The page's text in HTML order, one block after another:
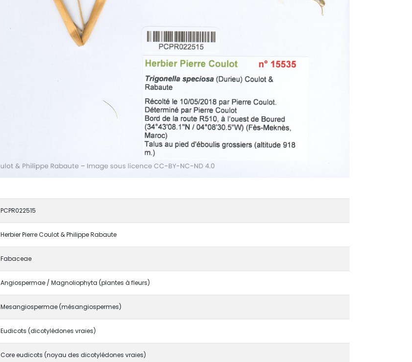
PCPR022515
Herbier Pierre Coulot & Philippe Rabaute
Fabaceae
Angiospermae / Magnoliophyta (plantes à fleurs)
Mesangiospermae (mésangiospermes)
Eudicots (dicotylédones vraies)
Core eudicots (noyau des dicotylédones vraies)